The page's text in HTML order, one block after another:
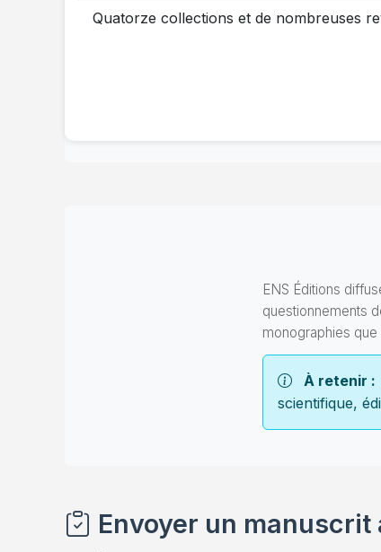
Quatorze collections et de nombreuses
ENS Éditions
questionnements
monographies
À retenir :
scientifique,
Envoyer un manuscrit